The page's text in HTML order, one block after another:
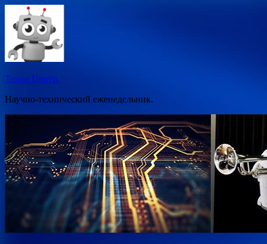
Перейти
содержимому
Техно Центр.
Научно-технический еженедельник.